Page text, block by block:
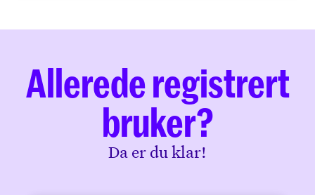
Allerede registrert
bruker?
Da er du klar!